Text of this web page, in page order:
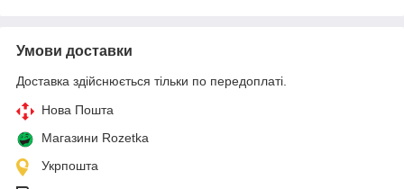
Умови доставки
Доставка здійснюється тільки по передоплаті.
Нова Пошта
Магазини Rozetka
Укрпошта